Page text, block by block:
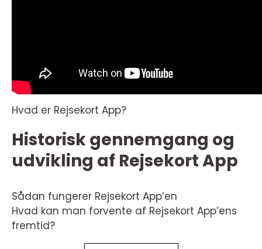
Hvad er Rejsekort App?
Historisk gennemgang og
udvikling af Rejsekort App
Sådan fungerer Rejsekort App’en
Hvad kan man forvente af Rejsekort App’ens
fremtid?